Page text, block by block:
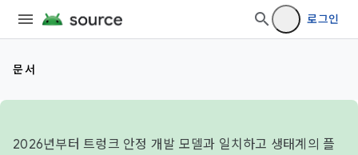
로그인
문서
2026년부터 트렁크 안정 개발 모델과 일치하고 생태계의 플